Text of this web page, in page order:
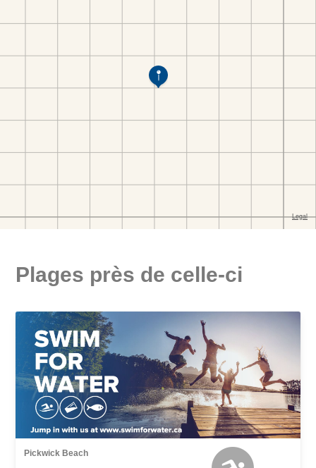
Plages près de celle-ci
Pickwick Beach